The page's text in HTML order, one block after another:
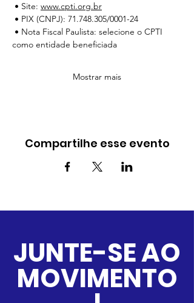
• Site: www.cpti.org.br
• PIX (CNPJ): 71.748.305/0001-24
como entidade beneficiada
Mostrar mais
Compartilhe esse evento
JUNTE-SE AO
MOVIMENTO